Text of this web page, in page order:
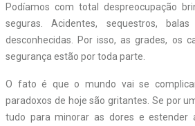
Podíamos com total despreocupação
seguras. Acidentes, sequestros,
desconhecidas. Por isso, as grades, os
segurança estão por toda parte.
O fato é que o mundo vai se
paradoxos de hoje são gritantes. Se por
tudo para minorar as dores e estender